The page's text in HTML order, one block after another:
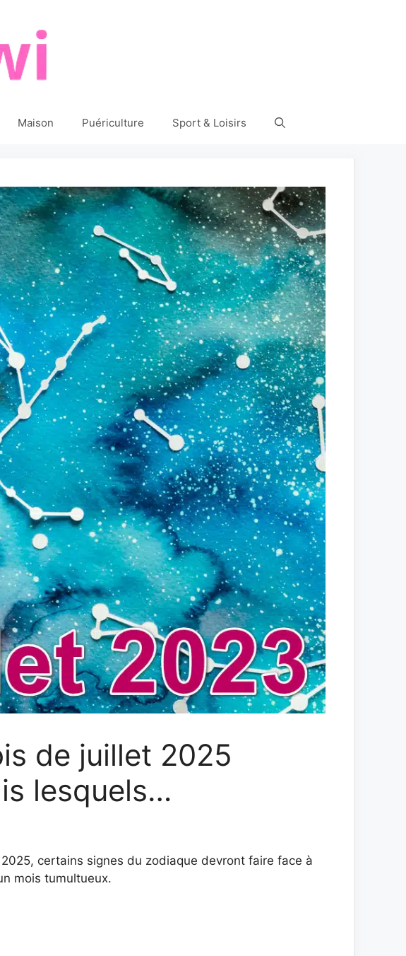
Maison Puériculture Sport & Loisirs
de juillet 2025
lesquels…
certains signes du zodiaque devront faire face à
mois tumultueux.